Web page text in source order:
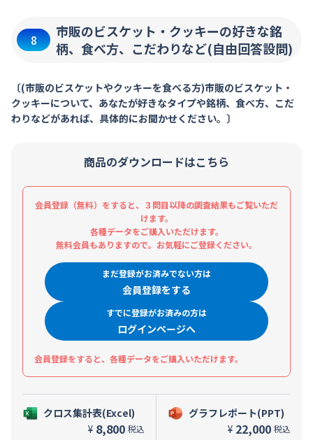
8
市販のビスケット・クッキーの好きな銘
柄、食べ方、こだわりなど(自由回答設問)
〔(市販のビスケットやクッキーを食べる方)市販のビスケット・
クッキーについて、あなたが好きなタイプや銘柄、食べ方、こだ
わりなどがあれば、具体的にお聞かせください。〕
商品のダウンロードはこちら
会員登録（無料）をすると、３問目以降の調査結果もご覧いただ
けます。
各種データをご購入いただけます。
無料会員もありますので。お気軽にご登録ください。
まだ登録がお済みでない方は
会員登録をする
すでに登録がお済みの方は
ログインページへ
会員登録をすると、各種データをご購入いただけます。
クロス集計表(Excel)
¥ 8,800 税込
グラフレポート(PPT)
¥ 22,000 税込